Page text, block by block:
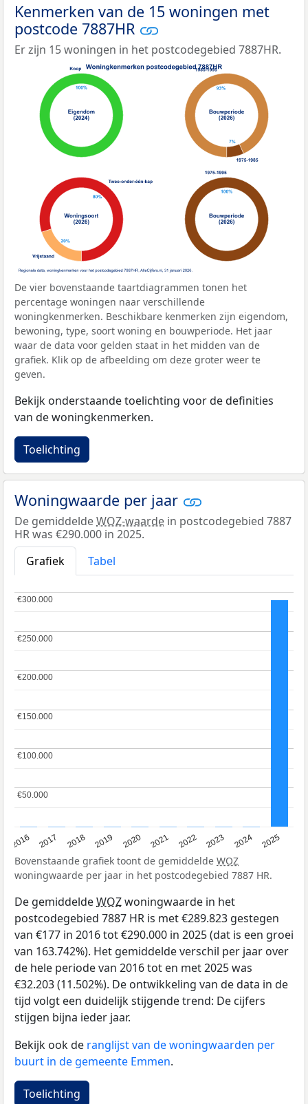
Kenmerken van de 15 woningen met
postcode 7887HR
Er zijn 15 woningen in het postcodegebied 7887HR.
De vier bovenstaande taartdiagrammen tonen het
percentage woningen naar verschillende
woningkenmerken. Beschikbare kenmerken zijn eigendom,
bewoning, type, soort woning en bouwperiode. Het jaar
waar de data voor gelden staat in het midden van de
grafiek. Klik op de afbeelding om deze groter weer te
geven.
Bekijk onderstaande toelichting voor de definities
van de woningkenmerken.
Toelichting
Woningwaarde per jaar
De gemiddeldeWOZ-waarde in postcodegebied 7887
HR was €290.000 in 2025.
Grafiek
Tabel
2016 2017 2018 2019 2020 2021 2022 2023 2024 2025
€50.000
€50.000
€100.000
€100.000
€150.000
€150.000
€200.000
€200.000
€250.000
€250.000
€300.000
€300.000
Bovenstaande grafiek toont de gemiddelde WOZ
woningwaarde per jaar in het postcodegebied 7887 HR.
De gemiddeldeWOZwoningwaarde in het
postcodegebied 7887 HR is met €289.823 gestegen
van €177 in 2016 tot €290.000 in 2025 (dat is een groei
van 163.742%). Het gemiddelde verschil per jaar over
de hele periode van 2016 tot en met 2025 was
€32.203 (11.502%). De ontwikkeling van de data in de
tijd volgt een duidelijk stijgende trend: De cijfers
stijgen bijna ieder jaar.
Bekijk ook de ranglijst van de woningwaarden per
buurt in de gemeente Emmen.
Toelichting